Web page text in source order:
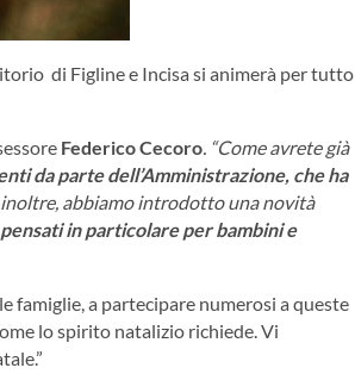
di Figline e Incisa si animerà per tutto
Federico Cecoro . “Come avrete già
da parte dell’Amministrazione, che ha
inoltre, abbiamo introdotto una novità
in particolare per bambini e
famiglie, a partecipare numerosi a queste
lo spirito natalizio richiede. Vi